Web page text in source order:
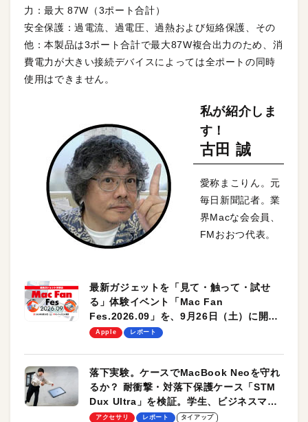
力：最大 87W（3ポート合計）
安全保護：過電流、過電圧、過熱および短絡保護、その
他：本製品は3ポート合計で最大87W複合出力のため、消
費電力が大きい接続デバイスによっては全ポートの同時
使用はできません。
私が紹介しま
す！
古田 誠
愛称まこりん。元
毎日新聞記者。業
界Macな会会員、
FMおおつ代表。
最新ガジェットを「見て・触って・試せ
る」体験イベント「Mac Fan
Fes.2026.09」を、9月26日（土）に開催
します！
Apple レポート
落下実験。ケースでMacBook Neoを守れ
るか？ 耐衝撃・対落下保護ケース「STM
Dux Ultra」を検証。学生、ビジネスマン
のモバイルユースに最適！
アクセサリ レポート タイアップ